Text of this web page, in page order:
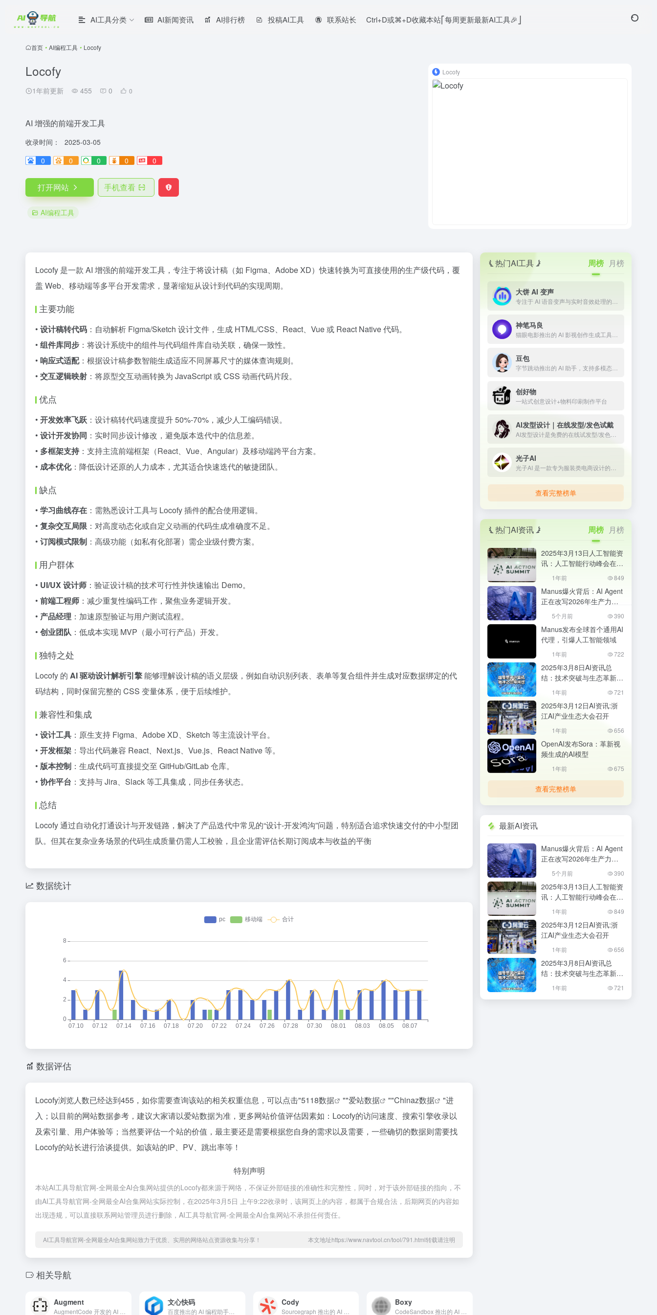
AI工具分类 AI新闻资讯 AI排行榜 投稿AI工具 联系站长 Ctrl+D或⌘+D收藏本站⎡每周更新最新AI工具🎉⎦
首页 • AI编程工具 • Locofy
Locofy
1年前更新 455 0 0
AI 增强的前端开发工具
收录时间：
2025-03-05
0
0 0 0 0
打开网站 手机查看
AI编程工具
Locofy
Locofy 是一款 AI 增强的前端开发工具，专注于将设计稿（如 Figma、Adobe XD）快速转换为可直接使用的生产级代码，覆
盖 Web、移动端等多平台开发需求，显著缩短从设计到代码的实现周期。
主要功能
• 设计稿转代码 ：自动解析 Figma/Sketch 设计文件，生成 HTML/CSS、React、Vue 或 React Native 代码。
• 组件库同步 ：将设计系统中的组件与代码组件库自动关联，确保一致性。
• 响应式适配：根据设计稿参数智能生成适应不同屏幕尺寸的媒体查询规则。
• 交互逻辑映射 ：将原型交互动画转换为 JavaScript 或 CSS 动画代码片段。
优点
• 开发效率飞跃 ：设计稿转代码速度提升 50%-70%，减少人工编码错误。
• 设计开发协同 ：实时同步设计修改，避免版本迭代中的信息差。
• 多框架支持 ：支持主流前端框架（React、Vue、Angular）及移动端跨平台方案。
• 成本优化：降低设计还原的人力成本，尤其适合快速迭代的敏捷团队。
缺点
• 学习曲线存在 ：需熟悉设计工具与 Locofy 插件的配合使用逻辑。
• 复杂交互局限 ：对高度动态化或自定义动画的代码生成准确度不足。
• 订阅模式限制 ：高级功能（如私有化部署）需企业级付费方案。
用户群体
• UI/UX 设计师 ：验证设计稿的技术可行性并快速输出 Demo。
• 前端工程师 ：减少重复性编码工作，聚焦业务逻辑开发。
• 产品经理 ：加速原型验证与用户测试流程。
• 创业团队 ：低成本实现 MVP（最小可行产品）开发。
独特之处
Locofy 的 AI 驱动设计解析引擎能够理解设计稿的语义层级，例如自动识别列表、表单等复合组件并生成对应数据绑定的代
码结构，同时保留完整的 CSS 变量体系，便于后续维护。
兼容性和集成
• 设计工具 ：原生支持 Figma、Adobe XD、Sketch 等主流设计平台。
• 开发框架 ：导出代码兼容 React、Next.js、Vue.js、React Native 等。
• 版本控制 ：生成代码可直接提交至 GitHub/GitLab 仓库。
• 协作平台 ：支持与 Jira、Slack 等工具集成，同步任务状态。
总结
Locofy 通过自动化打通设计与开发链路，解决了产品迭代中常见的“设计-开发鸿沟”问题，特别适合追求快速交付的中小型团
队。但其在复杂业务场景的代码生成质量仍需人工校验，且企业需评估长期订阅成本与收益的平衡
数据统计
数据评估
Locofy浏览人数已经达到455，如你需要查询该站的相关权重信息，可以点击"5118数据 ""爱站数据 ""Chinaz数据
"进
入；以目前的网站数据参考，建议大家请以爱站数据为准，更多网站价值评估因素如：Locofy的访问速度、搜索引擎收录以
及索引量、用户体验等；当然要评估一个站的价值，最主要还是需要根据您自身的需求以及需要，一些确切的数据则需要找
Locofy的站长进行洽谈提供。如该站的IP、PV、跳出率等！
特别声明
本站AI工具导航官网-全网最全AI合集网站提供的Locofy都来源于网络，不保证外部链接的准确性和完整性，同时，对于该外部链接的指向，不
由AI工具导航官网-全网最全AI合集网站实际控制，在2025年3月5日 上午9:22收录时，该网页上的内容，都属于合规合法，后期网页的内容如
出现违规，可以直接联系网站管理员进行删除，AI工具导航官网-全网最全AI合集网站不承担任何责任。
AI工具导航官网-全网最全AI合集网站致力于优质、实用的网络站点资源收集与分享！ 本文地址https://www.navtool.cn/tool/791.html转载请注明
相关导航
Augment 文心快码
百度推出的 AI 编程助手，基于文心大模型
Cody Boxy
热门AI工具 周榜 月榜
大饼 AI 变声
神笔马良
豆包
创好物
一站式创意设计+物料印刷制作平台
AI发型设计｜在线发型/发色试戴
光子AI
查看完整榜单
热门AI资讯 周榜 月榜
2025年3月13日人工智能资
讯：人工智能行动峰会在巴
黎成功举办
1年前 849
Manus爆火背后：AI Agent
正在改写2026年生产力格
局，普通人该如何抓住机
5个月前 390
Manus发布全球首个通用AI
代理，引爆人工智能领域
1年前 722
2025年3月8日AI资讯总
结：技术突破与生态革新并
1年前 721
2025年3月12日AI资讯:浙
江AI产业生态大会召开
1年前 656
OpenAI发布Sora：革新视
频生成的AI模型
1年前 675
查看完整榜单
最新AI资讯
Manus爆火背后：AI Agent
正在改写2026年生产力格
局，普通人该如何抓住机
5个月前 390
2025年3月13日人工智能资
讯：人工智能行动峰会在巴
黎成功举办
1年前 849
2025年3月12日AI资讯:浙
江AI产业生态大会召开
1年前 656
2025年3月8日AI资讯总
结：技术突破与生态革新并
1年前 721